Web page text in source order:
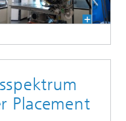
Placement